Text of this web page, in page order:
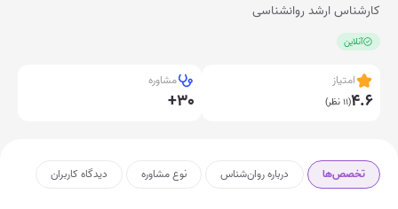
کارشناس ارشد روانشناسی
آنلاین
امتیاز
4.6(11 نظر)
مشاوره
+30
تخصص‌ها درباره روان‌شناس نوع مشاوره دیدگاه‌ کاربران